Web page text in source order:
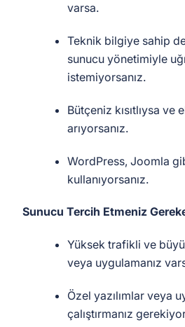
varsa.
Teknik bilgiye sahip
sunucu yönetimiyle
istemiyorsanız.
Bütçeniz kısıtlıysa
arıyorsanız.
WordPress, Joomla
kullanıyorsanız.
Sunucu Tercih Etmeniz
Yüksek trafikli ve
veya uygulamanız
Özel yazılımlar veya
çalıştırmanız